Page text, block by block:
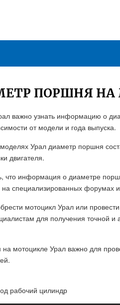
ПОРШНЯ НА
важно узнать информацию о
от модели и года выпуска.
Урал диаметр поршня
двигателя.
что информация о диаметре
на специализированных форумах
мотоцикл Урал или
для получения точной
мотоцикле Урал важно для
рабочий цилиндр